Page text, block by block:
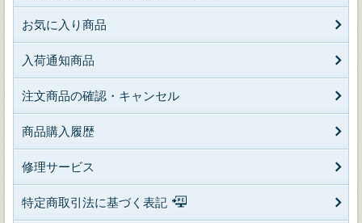
お気に入り商品
入荷通知商品
注文商品の確認・キャンセル
商品購入履歴
修理サービス
特定商取引法に基づく表記